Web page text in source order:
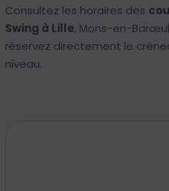
Consultez les horaires des
Swing à Lille, Mons-en-
réservez directement le
niveau.